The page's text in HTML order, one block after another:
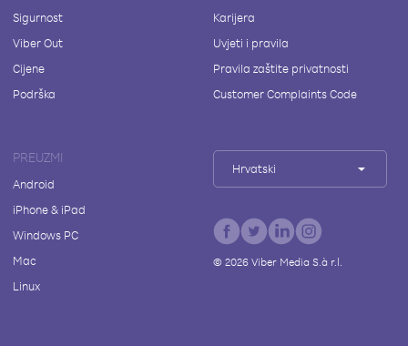
Sigurnost
Viber Out
Cijene
Podrška
Karijera
Uvjeti i pravila
Pravila zaštite privatnosti
Customer Complaints Code
PREUZMI
Android
iPhone & iPad
Windows PC
Mac
Linux
Hrvatski
© 2026Viber Media S.à r.l.